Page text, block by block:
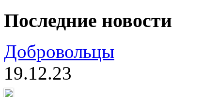
Последние новости
Добровольцы
19.12.23